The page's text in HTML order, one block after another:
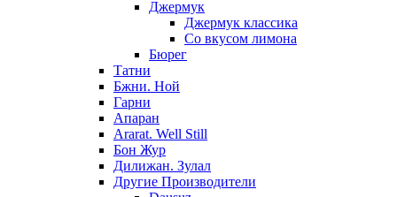
Джермук
Джермук классика
Со вкусом лимона
Бюрег
Татни
Бжни. Ной
Гарни
Апаран
Ararat. Well Still
Бон Жур
Дилижан. Зулал
Другие Производители